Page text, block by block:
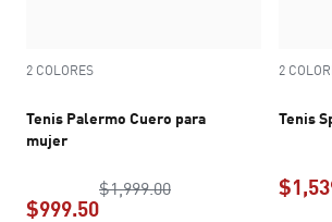
2 COLORES
Tenis Palermo Cuero para
mujer
$1,999.00precio original
$999.50
2
Tenis